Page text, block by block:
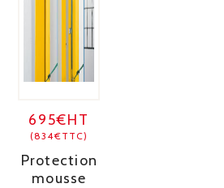
695€HT
(834€TTC)
Protection
mousse